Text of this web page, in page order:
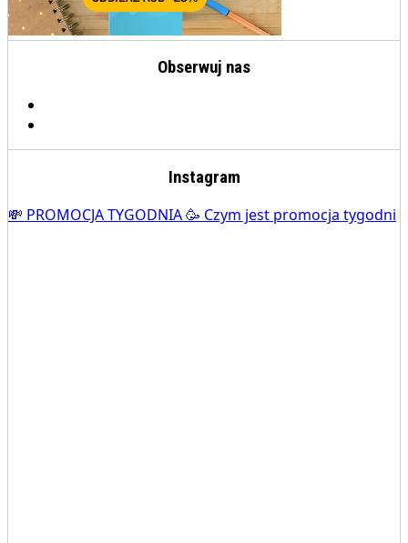
Obserwuj nas
Instagram
💸 PROMOCJA TYGODNIA 🥳 Czym jest promocja tygodni